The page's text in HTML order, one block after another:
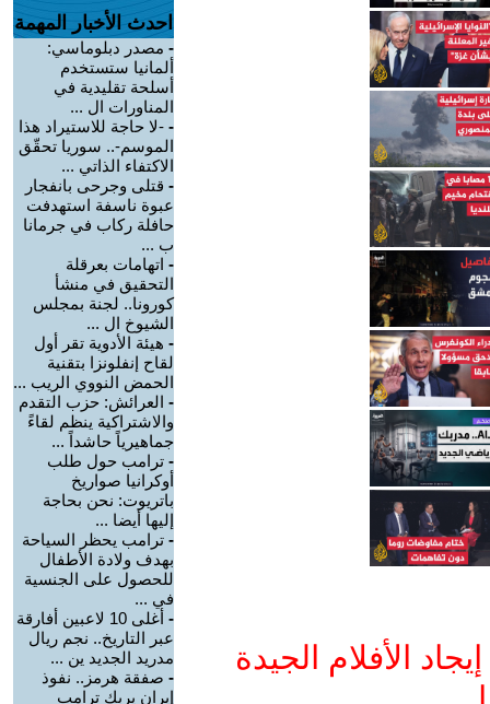
الأفلام الجيدة
احدث الأخبار المهمة
- مصدر دبلوماسي:
ألمانيا ستستخدم
أسلحة تقليدية في
المناورات ال ...
- -لا حاجة للاستيراد هذا
الموسم-.. سوريا تحقّق
الاكتفاء الذاتي ...
- قتلى وجرحى بانفجار
عبوة ناسفة استهدفت
حافلة ركاب في جرمانا
ب ...
- اتهامات بعرقلة
التحقيق في منشأ
كورونا.. لجنة بمجلس
الشيوخ ال ...
- هيئة الأدوية تقر أول
لقاح إنفلونزا بتقنية
الحمض النووي الريب ...
- العرائش: حزب التقدم
والاشتراكية ينظم لقاءً
جماهيرياً حاشداً ...
- ترامب حول طلب
أوكرانيا صواريخ
باتريوت: نحن بحاجة
إليها أيضا ...
- ترامب يحظر السياحة
بهدف ولادة الأطفال
للحصول على الجنسية
في ...
-
أغلى 10 لاعبين أفارقة
عبر التاريخ.. نجم ريال
مدريد الجديد ين ...
- صفقة هرمز.. نفوذ
إيران يربك ترامب